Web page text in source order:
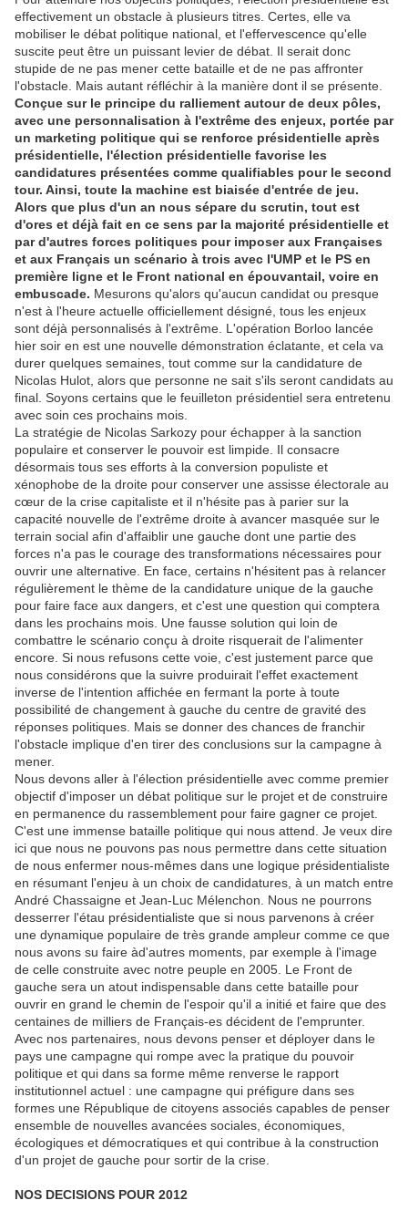
effectivement un obstacle à plusieurs titres. Certes, elle va
mobiliser le débat politique national, et l'effervescence qu'elle
suscite peut être un puissant levier de débat. Il serait donc
stupide de ne pas mener cette bataille et de ne pas affronter
l'obstacle. Mais autant réfléchir à la manière dont il se présente.
Conçue sur le principe du ralliement autour de deux pôles,
avec une personnalisation à l'extrême des enjeux, portée par
un marketing politique qui se renforce présidentielle après
présidentielle, l'élection présidentielle favorise les
candidatures présentées comme qualifiables pour le second
tour. Ainsi, toute la machine est biaisée d'entrée de jeu.
Alors que plus d'un an nous sépare du scrutin, tout est
d'ores et déjà fait en ce sens par la majorité présidentielle et
par d'autres forces politiques pour imposer aux Françaises
et aux Français un scénario à trois avec l'UMP et le PS en
première ligne et le Front national en épouvantail, voire en
embuscade. Mesurons qu'alors qu'aucun candidat ou presque
n'est à l'heure actuelle officiellement désigné, tous les enjeux
sont déjà personnalisés à l'extrême. L'opération Borloo lancée
hier soir en est une nouvelle démonstration éclatante, et cela va
durer quelques semaines, tout comme sur la candidature de
Nicolas Hulot, alors que personne ne sait s'ils seront candidats au
final. Soyons certains que le feuilleton présidentiel sera entretenu
avec soin ces prochains mois.
La stratégie de Nicolas Sarkozy pour échapper à la sanction
populaire et conserver le pouvoir est limpide. Il consacre
désormais tous ses efforts à la conversion populiste et
xénophobe de la droite pour conserver une assisse électorale au
cœur de la crise capitaliste et il n'hésite pas à parier sur la
capacité nouvelle de l'extrême droite à avancer masquée sur le
terrain social afin d'affaiblir une gauche dont une partie des
forces n'a pas le courage des transformations nécessaires pour
ouvrir une alternative. En face, certains n'hésitent pas à relancer
régulièrement le thème de la candidature unique de la gauche
pour faire face aux dangers, et c'est une question qui comptera
dans les prochains mois. Une fausse solution qui loin de
combattre le scénario conçu à droite risquerait de l'alimenter
encore. Si nous refusons cette voie, c'est justement parce que
nous considérons que la suivre produirait l'effet exactement
inverse de l'intention affichée en fermant la porte à toute
possibilité de changement à gauche du centre de gravité des
réponses politiques. Mais se donner des chances de franchir
l'obstacle implique d'en tirer des conclusions sur la campagne à
mener.
Nous devons aller à l'élection présidentielle avec comme premier
objectif d'imposer un débat politique sur le projet et de construire
en permanence du rassemblement pour faire gagner ce projet.
C'est une immense bataille politique qui nous attend. Je veux dire
ici que nous ne pouvons pas nous permettre dans cette situation
de nous enfermer nous-mêmes dans une logique présidentialiste
en résumant l'enjeu à un choix de candidatures, à un match entre
André Chassaigne et Jean-Luc Mélenchon. Nous ne pourrons
desserrer l'étau présidentialiste que si nous parvenons à créer
une dynamique populaire de très grande ampleur comme ce que
nous avons su faire àd'autres moments, par exemple à l'image
de celle construite avec notre peuple en 2005. Le Front de
gauche sera un atout indispensable dans cette bataille pour
ouvrir en grand le chemin de l'espoir qu'il a initié et faire que des
centaines de milliers de Français-es décident de l'emprunter.
Avec nos partenaires, nous devons penser et déployer dans le
pays une campagne qui rompe avec la pratique du pouvoir
politique et qui dans sa forme même renverse le rapport
institutionnel actuel : une campagne qui préfigure dans ses
formes une République de citoyens associés capables de penser
ensemble de nouvelles avancées sociales, économiques,
écologiques et démocratiques et qui contribue à la construction
d'un projet de gauche pour sortir de la crise.
NOS DECISIONS POUR 2012